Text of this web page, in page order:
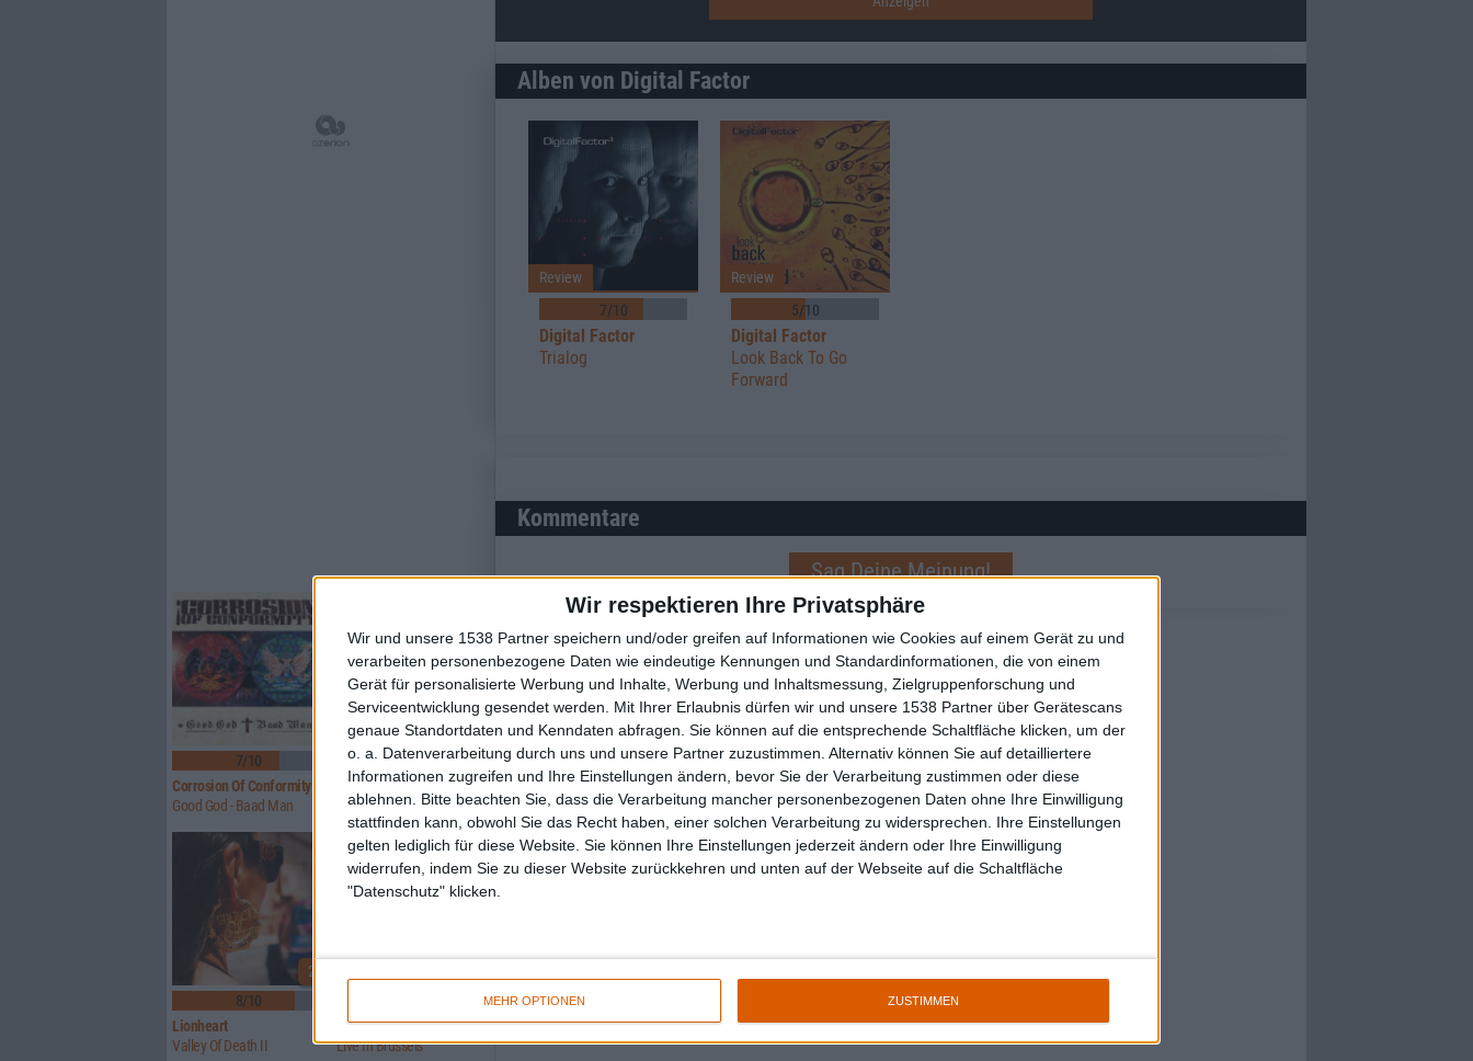
Wir respektieren Ihre Privatsphäre
Wir und unsere 1538 Partner speichern und/oder greifen auf Informationen wie Cookies auf einem Gerät zu und
verarbeiten personenbezogene Daten wie eindeutige Kennungen und Standardinformationen, die von einem
Gerät für personalisierte Werbung und Inhalte, Werbung und Inhaltsmessung, Zielgruppenforschung und
Serviceentwicklung gesendet werden.
Mit Ihrer Erlaubnis dürfen wir und unsere 1538 Partner über Gerätescans
genaue Standortdaten und Kenndaten abfragen. Sie können auf die entsprechende Schaltfläche klicken, um der
o. a. Datenverarbeitung durch uns und unsere Partner zuzustimmen. Alternativ können Sie auf detailliertere
Informationen zugreifen und Ihre Einstellungen ändern, bevor Sie der Verarbeitung zustimmen oder diese
ablehnen.
Bitte beachten Sie, dass die Verarbeitung mancher personenbezogenen Daten ohne Ihre Einwilligung
stattfinden kann, obwohl Sie das Recht haben, einer solchen Verarbeitung zu widersprechen. Ihre Einstellungen
gelten lediglich für diese Website. Sie können Ihre Einstellungen jederzeit ändern oder Ihre Einwilligung
widerrufen, indem Sie zu dieser Website zurückkehren und unten auf der Webseite auf die Schaltfläche
"Datenschutz" klicken.
MEHR OPTIONEN ZUSTIMMEN
Alben von Digital Factor
7/10
Review
Digital Factor
Trialog
5/10
Review
Digital Factor
Look Back To Go
Forward
Kommentare
Sag Deine Meinung!
7/10
Corrosion Of Conformity
Good God - Baad Man
2
8/10
Rosa Faenskap
Ingenting Forblir
2
8/10
Lionheart
Valley Of Death II
Brutus (BE)
Live In Brussels